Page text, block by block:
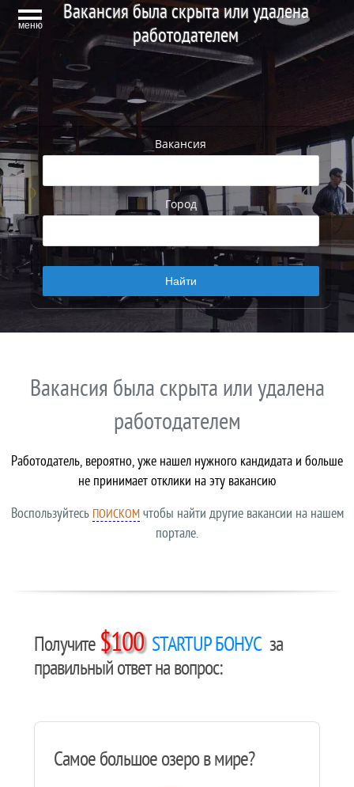
меню
Вакансия была скрыта или удалена
работодателем
Вакансия
Город
Вакансия была скрыта или удалена
работодателем
Работодатель, вероятно, уже нашел нужного кандидата и больше
не принимает отклики на эту вакансию
Воспользуйтесь ПОИСКОМчтобы найти другие вакансии на нашем
портале.
Получите $100 STARTUP БОНУС за
правильный ответ на вопрос:
Самое большое озеро в мире?